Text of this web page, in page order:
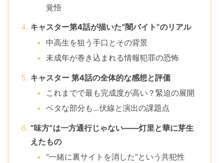
覚悟
キャスター第4話が描いた“闇バイト”のリアル
中高生を狙う手口とその背景
未成年が巻き込まれる情報犯罪の恐怖
キャスター 第4話の全体的な感想と評価
これまでで最も完成度が高い？緊迫の展開
ベタな部分も…伏線と演出の課題点
“味方”は一方通行じゃない――灯里と華に芽生
えたもの
“一緒に裏サイトを消した”という共犯性